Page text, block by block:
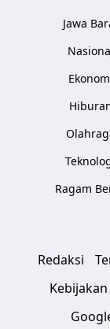
Jawa
Ragam
Redaksi